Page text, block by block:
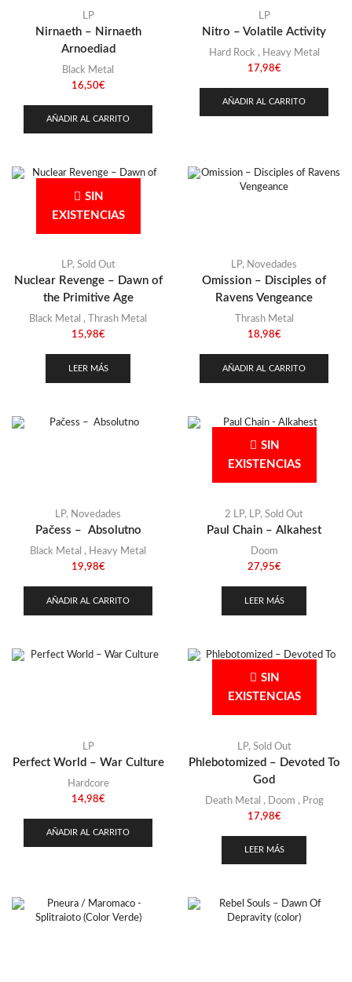
LP
Nirnaeth – Nirnaeth
Arnoediad
Black Metal
16,50€
AÑADIR AL CARRITO
LP
Nitro – Volatile Activity
Hard Rock , Heavy Metal
17,98€
AÑADIR AL CARRITO
SIN
EXISTENCIAS
LP, Sold Out
Nuclear Revenge – Dawn of
the Primitive Age
Black Metal ,
Thrash Metal
15,98€
LEER MÁS
LP, Novedades
Omission – Disciples of
Ravens Vengeance
Thrash Metal
18,98€
AÑADIR AL CARRITO
LP, Novedades
Pačess – Absolutno
Black Metal , Heavy Metal
19,98€
AÑADIR AL CARRITO
SIN
EXISTENCIAS
2 LP, LP, Sold Out
Paul Chain – Alkahest
Doom
27,95€
LEER MÁS
LP
Perfect World – War Culture
Hardcore
14,98€
AÑADIR AL CARRITO
SIN
EXISTENCIAS
LP, Sold Out
Phlebotomized – Devoted To
God
Death Metal , Doom , Prog
17,98€
LEER MÁS